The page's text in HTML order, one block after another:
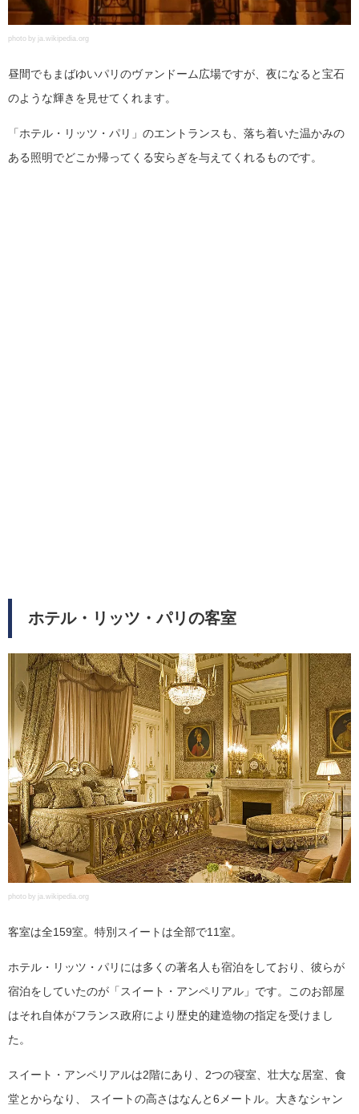
photo by ja.wikipedia.org
昼間でもまばゆいパリのヴァンドーム広場ですが、夜になると宝石
のような輝きを見せてくれます。
「ホテル・リッツ・パリ」のエントランスも、落ち着いた温かみの
ある照明でどこか帰ってくる安らぎを与えてくれるものです。
ホテル・リッツ・パリの客室
photo by ja.wikipedia.org
客室は全159室。特別スイートは全部で11室。
ホテル・リッツ・パリには多くの著名人も宿泊をしており、彼らが
宿泊をしていたのが「スイート・アンペリアル」です。このお部屋
はそれ自体がフランス政府により歴史的建造物の指定を受けまし
た。
スイート・アンペリアルは2階にあり、2つの寝室、壮大な居室、食
堂とからなり、 スイートの高さはなんと6メートル。大きなシャン